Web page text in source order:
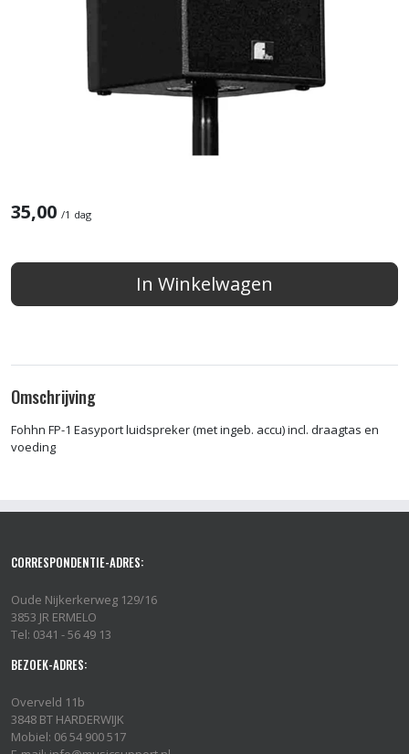
35,00 /1 dag
In Winkelwagen
Omschrijving
Fohhn FP-1 Easyport luidspreker (met ingeb. accu) incl. draagtas en
voeding
CORRESPONDENTIE-ADRES:
Oude Nijkerkerweg 129/16
3853 JR ERMELO
Tel: 0341 - 56 49 13
BEZOEK-ADRES:
Overveld 11b
3848 BT HARDERWIJK
Mobiel: 06 54 900 517